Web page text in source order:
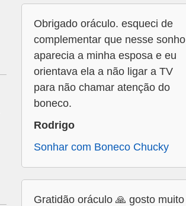
Obrigado oráculo. esqueci de
complementar que nesse sonho
aparecia a minha esposa e eu
orientava ela a não ligar a TV
para não chamar atenção do
boneco.
Rodrigo
Sonhar com Boneco Chucky
Gratidão oráculo 🙏 gosto muito